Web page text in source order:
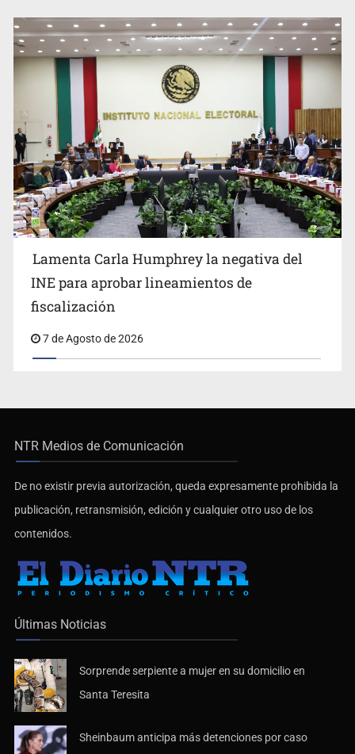
Lamenta Carla Humphrey la negativa del
INE para aprobar lineamientos de
fiscalización
7 de Agosto de 2026
NTR Medios de Comunicación
De no existir previa autorización, queda expresamente prohibida la
publicación, retransmisión, edición y cualquier otro uso de los
contenidos.
Últimas Noticias
Sorprende serpiente a mujer en su domicilio en
Santa Teresita
Sheinbaum anticipa más detenciones por caso